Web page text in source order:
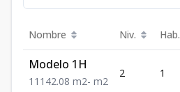
Nombre Niv. Hab.
Modelo 1H
1 1 1 42.08 m2- m2
2 1